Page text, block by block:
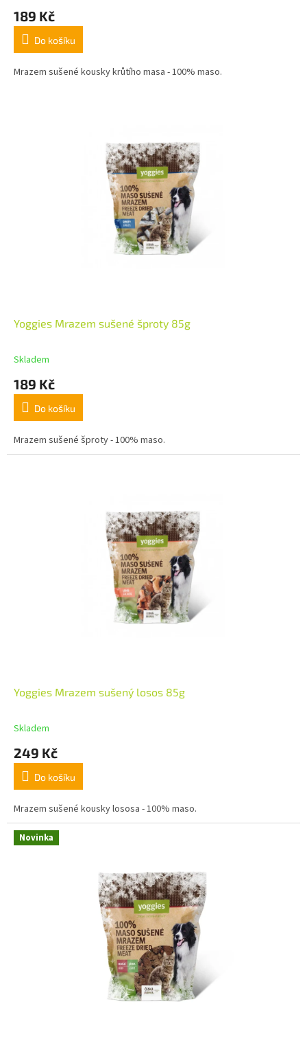
189 Kč
Do košíku
Mrazem sušené kousky krůtího masa - 100% maso.
Yoggies Mrazem sušené šproty 85g
Skladem
189 Kč
Do košíku
Mrazem sušené šproty - 100% maso.
Yoggies Mrazem sušený losos 85g
Skladem
249 Kč
Do košíku
Mrazem sušené kousky lososa - 100% maso.
Novinka